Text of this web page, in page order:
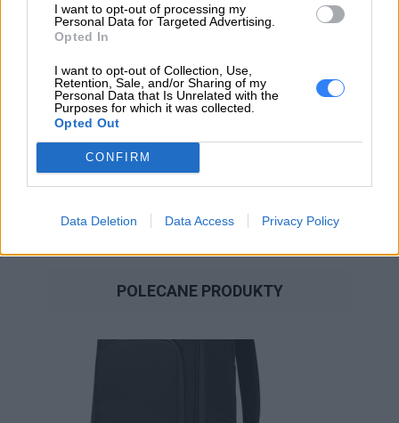
I want to opt-out of processing my
Personal Data for Targeted Advertising.
Opted In
I want to opt-out of Collection, Use,
Retention, Sale, and/or Sharing of my
Personal Data that Is Unrelated with the
Purposes for which it was collected.
Opted Out
CONFIRM
Data Deletion Data Access Privacy Policy
WYŚLIJ ZAPYTANIE
POLECANE PRODUKTY